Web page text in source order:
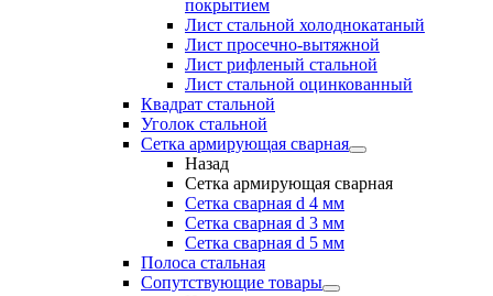
покрытием
Лист стальной холоднокатаный
Лист просечно-вытяжной
Лист рифленый стальной
Лист стальной оцинкованный
Квадрат стальной
Уголок стальной
Сетка армирующая сварная
Назад
Сетка армирующая сварная
Сетка сварная d 4 мм
Сетка сварная d 3 мм
Сетка сварная d 5 мм
Полоса стальная
Сопутствующие товары